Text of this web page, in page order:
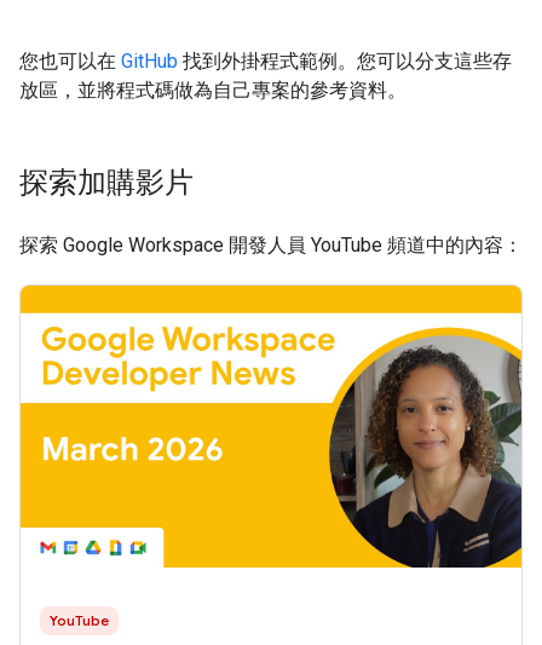
您也可以在 GitHub 找到外掛程式範例。您可以分支這些存
放區，並將程式碼做為自己專案的參考資料。
探索加購影片
探索 Google Workspace 開發人員 YouTube 頻道中的內容：
YouTube